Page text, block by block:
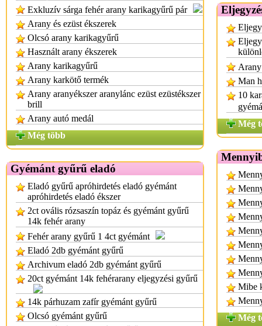
Exkluzív sárga fehér arany karikagyűrű pár
Arany és ezüst ékszerek
Olcsó arany karikagyűrű
Használt arany ékszerek
Arany karikagyűrű
Arany karkötő termék
Arany aranyékszer aranylánc ezüst ezüstékszer
brill
Arany autó medál
Még több
Gyémánt gyűrű eladó
Eladó gyűrű apróhirdetés eladó gyémánt
apróhirdetés eladó ékszer
2ct ovális rózsaszín topáz és gyémánt gyűrű
14k fehér arany
Fehér arany gyűrű 1 4ct gyémánt
Eladó 2db gyémánt gyűrű
Archivum eladó 2db gyémánt gyűrű
20ct gyémánt 14k fehérarany eljegyzési gyűrű
14k párhuzam zafír gyémánt gyűrű
Olcsó gyémánt gyűrű
Man
10
Még
Mibe
Még